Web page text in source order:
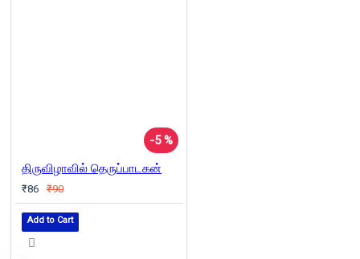
-5 %
திருவிழாவில் தெருப்பாடகன்
₹86 ₹90
Add to Cart